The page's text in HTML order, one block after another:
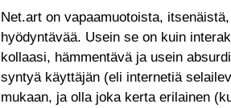
Net.art on vapaamuotoista,
hyödyntävää. Usein se on kuin
kollaasi, hämmentävä ja usein
syntyä käyttäjän (eli internetiä
mukaan, ja olla joka kerta erilainen